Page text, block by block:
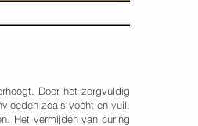
Door het zorgvuldig
zoals vocht en vuil.
Het vermijden van curing